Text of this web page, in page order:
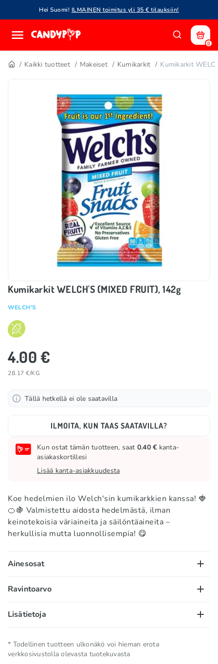
Hei Suomi! ILMAINEN toimitus yli 35 € tilauksiin!
0
Kaikki tuotteet Makeiset Kumikarkit Kumikarkit
Kumikarkit WELCH'S (MIXED FRUIT), 142g
WELCH'S
4.00 €
28.17 €/KG
Tällä hetkellä ei ole saatavilla
ILMOITA, KUN TAAS SAATAVILLA?
Kun ostat tämän tuotteen, saat 0.40 € kanta-
asiakaskortillesi
Lisää kanta-asiakkuudesta
Koe hedelmien ilo Welch'sin kumikarkkien kanssa! 🍓
🍊🍇 Valmistettu aidosta hedelmästä, ilman
keinotekoisia väriaineita ja säilöntäaineita –
herkullisia mutta luonnollisempia! 😋
Ainesosat
Hedelmäsose (viinirypäle ja mansikka), maissisiirappi,
sitruunahappo, MAITOHAPPO, luonnolliset ja
keinotekoiset aromit, askorbiinihappo (vitamiini C),
retinyylipalmitaatti, natriumsitraatti, kookosöljy,
karnaubavaha, väriaine (alura punainen AC).
Ravintoarvo
100 g/ml:
73,3g, joista sokerit – 43,3g; proteiinit – 3,3g; suola –
0,06g.
Lisätietoja
Nettomäärä 0.142 KG
* Todellinen tuotteen ulkonäkö voi hieman erota
verkkosivustolla olevasta tuotekuvasta